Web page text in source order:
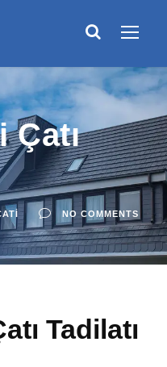
Çatı
NO COMMENTS
Tadilatı